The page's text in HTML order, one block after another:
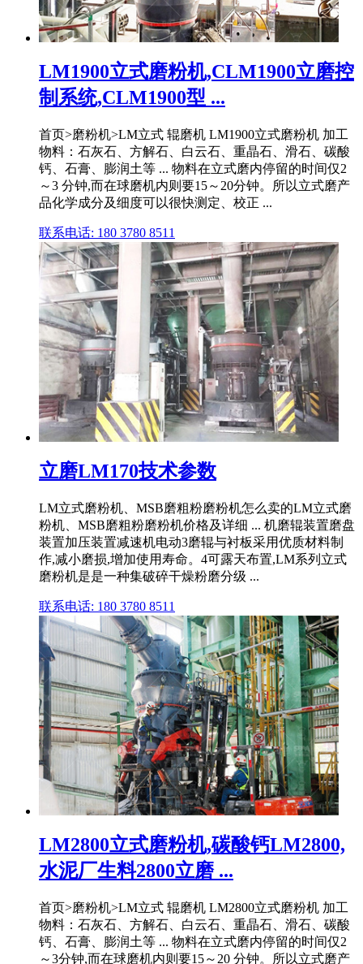
LM1900立式磨粉机,CLM1900立磨控
制系统,CLM1900型 ...
首页>磨粉机>LM立式 辊磨机 LM1900立式磨粉机 加工
物料：石灰石、方解石、白云石、重晶石、滑石、碳酸
钙、石膏、膨润土等 ... 物料在立式磨内停留的时间仅2
～3 分钟,而在球磨机内则要15～20分钟。所以立式磨产
品化学成分及细度可以很快测定、校正 ...
联系电话: 180 3780 8511
立磨LM170技术参数
LM立式磨粉机、MSB磨粗粉磨粉机怎么卖的LM立式磨
粉机、MSB磨粗粉磨粉机价格及详细 ... 机磨辊装置磨盘
装置加压装置减速机电动3磨辊与衬板采用优质材料制
作,减小磨损,增加使用寿命。4可露天布置,LM系列立式
磨粉机是是一种集破碎干燥粉磨分级 ...
联系电话: 180 3780 8511
LM2800立式磨粉机,碳酸钙LM2800,
水泥厂生料2800立磨 ...
首页>磨粉机>LM立式 辊磨机 LM2800立式磨粉机 加工
物料：石灰石、方解石、白云石、重晶石、滑石、碳酸
钙、石膏、膨润土等 ... 物料在立式磨内停留的时间仅2
～3分钟,而在球磨机内则要15～20 分钟。所以立式磨产